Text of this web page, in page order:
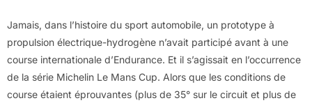
Jamais, dans l’histoire du sport automobile, un prototype à
propulsion électrique-hydrogène n’avait participé avant à une
course internationale d’Endurance. Et il s’agissait en l’occurrence
de la série Michelin Le Mans Cup. Alors que les conditions de
course étaient éprouvantes (plus de 35° sur le circuit et plus de